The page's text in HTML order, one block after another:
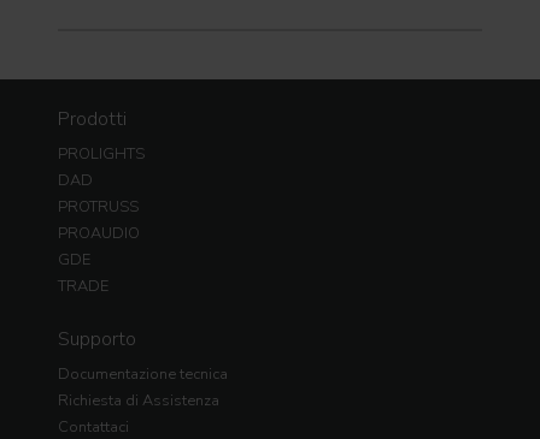
Prodotti
PROLIGHTS
DAD
PROTRUSS
PROAUDIO
GDE
TRADE
Supporto
Documentazione tecnica
Richiesta di Assistenza
Contattaci